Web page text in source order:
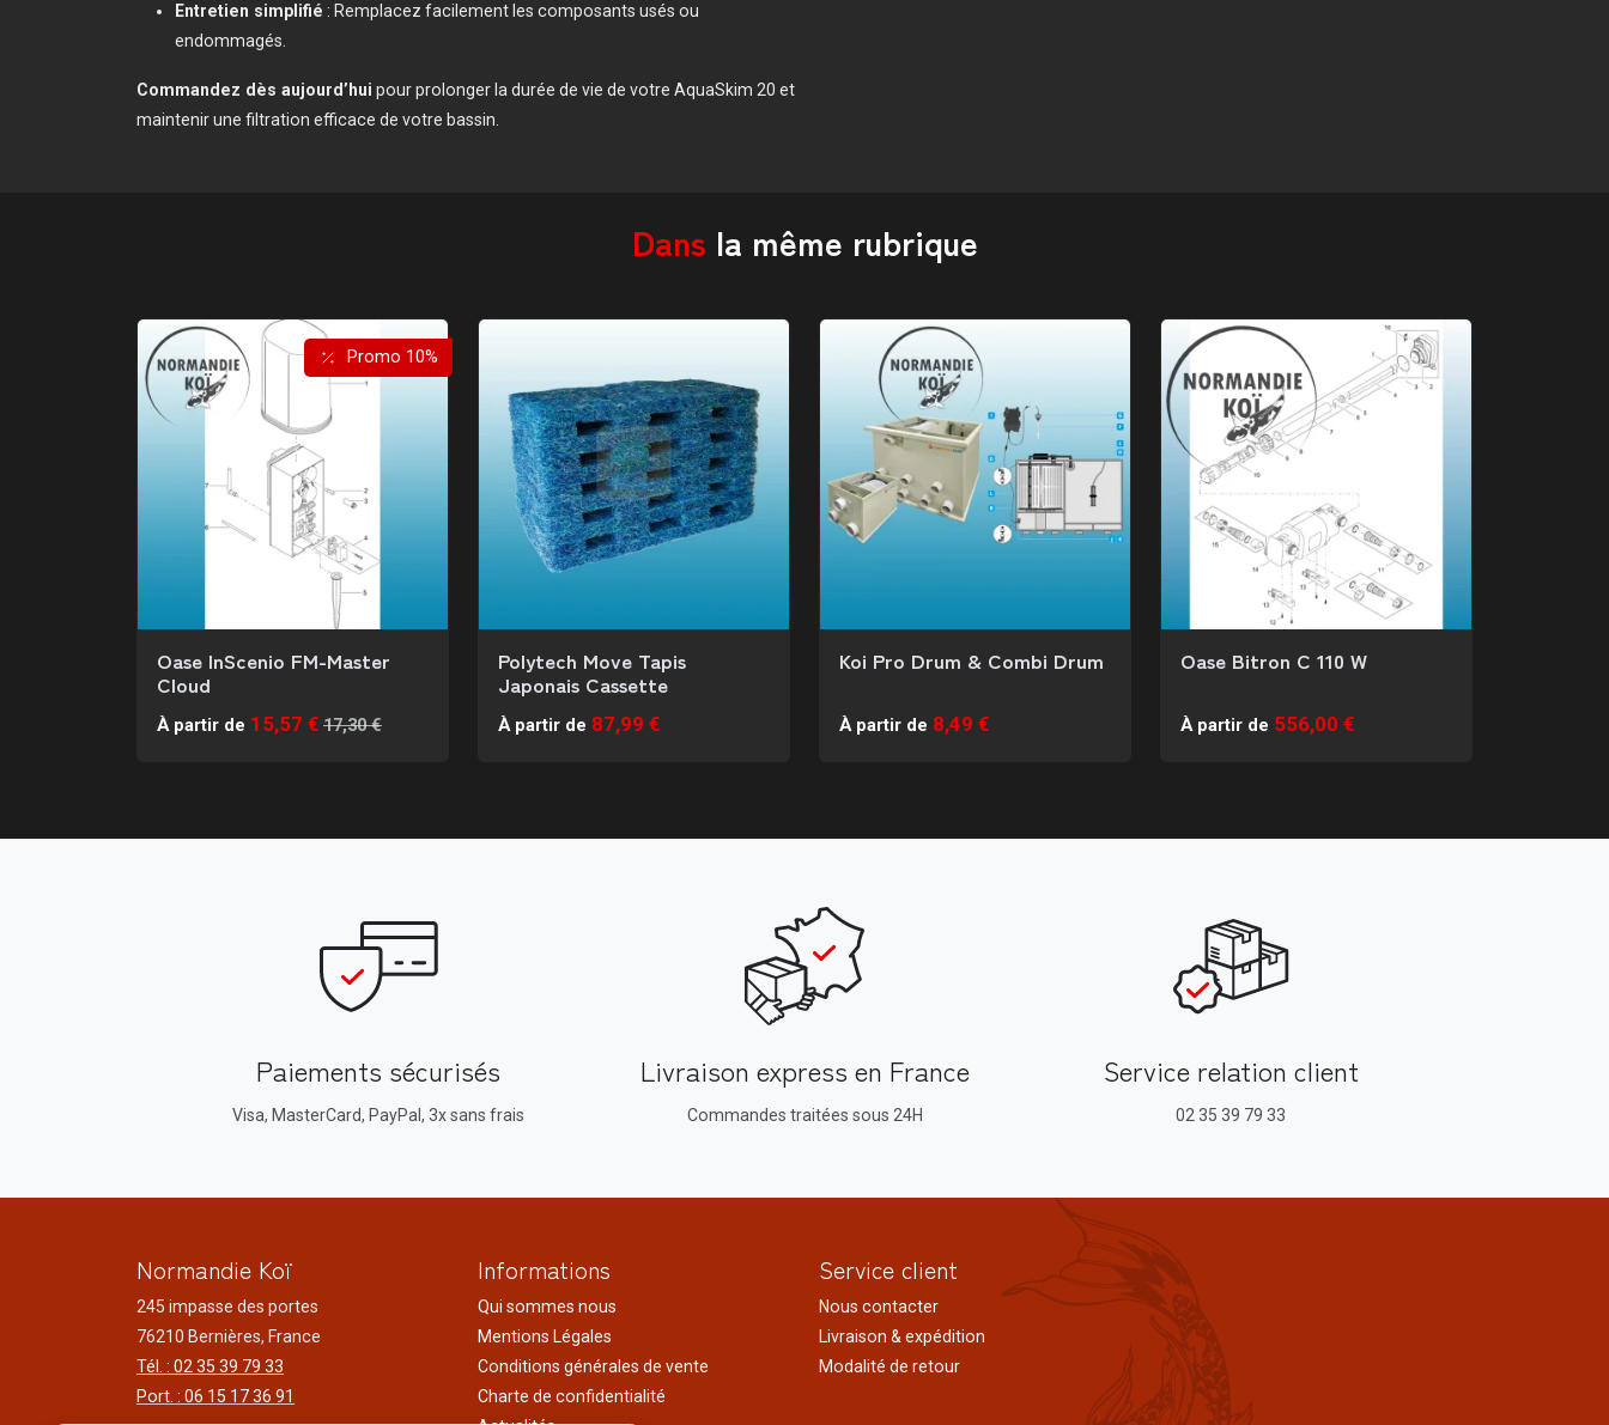
Entretien simplifié : Remplacez facilement les composants usés ou
endommagés.
Commandez dès aujourd’hui pour prolonger la durée de vie de votre AquaSkim 20 et
maintenir une filtration efficace de votre bassin.
Dans la même rubrique
Promo 10%
Oase InScenio FM-Master
Cloud
À partir de 15,57 € 17,30 €
Polytech Move Tapis
Japonais Cassette
À partir de 87,99 €
Koi Pro Drum & Combi Drum
À partir de 8,49 €
Oase Bitron C 110 W
À partir de 556,00 €
Paiements sécurisés
Visa, MasterCard, PayPal, 3x sans frais
Livraison express en France
Commandes traitées sous 24H
Service relation client
02 35 39 79 33
Normandie Koï
245 impasse des portes
76210 Bernières, France
Tél. : 02 35 39 79 33
Port. : 06 15 17 36 91
Informations
Qui sommes nous
Mentions Légales
Conditions générales de vente
Charte de confidentialité
Service client
Nous contacter
Livraison & expédition
Modalité de retour